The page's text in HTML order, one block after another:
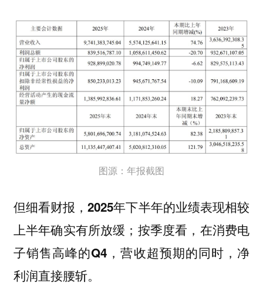
图源：年报截图
但细看财报，2025年下半年的业绩表现相较
上半年确实有所放缓；按季度看，在消费电
子销售高峰的Q4，营收超预期的同时，净
利润直接腰斩。